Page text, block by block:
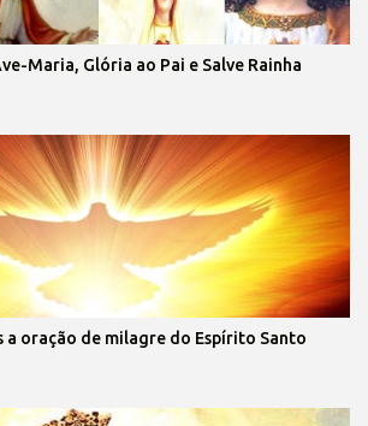
Maria, Glória ao Pai e Salve Rainha
a oração de milagre do Espírito Santo